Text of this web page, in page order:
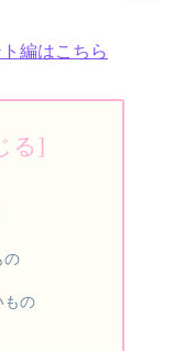
編はこちら
の
もの